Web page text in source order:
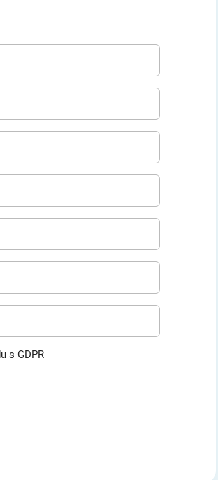
s GDPR